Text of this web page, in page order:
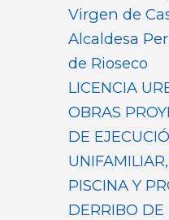
Virgen de
Alcaldesa
de Rioseco
LICENCIA
OBRAS
DE
PISCINA Y
DERRIBO DE